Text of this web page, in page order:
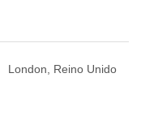
London, Reino Unido